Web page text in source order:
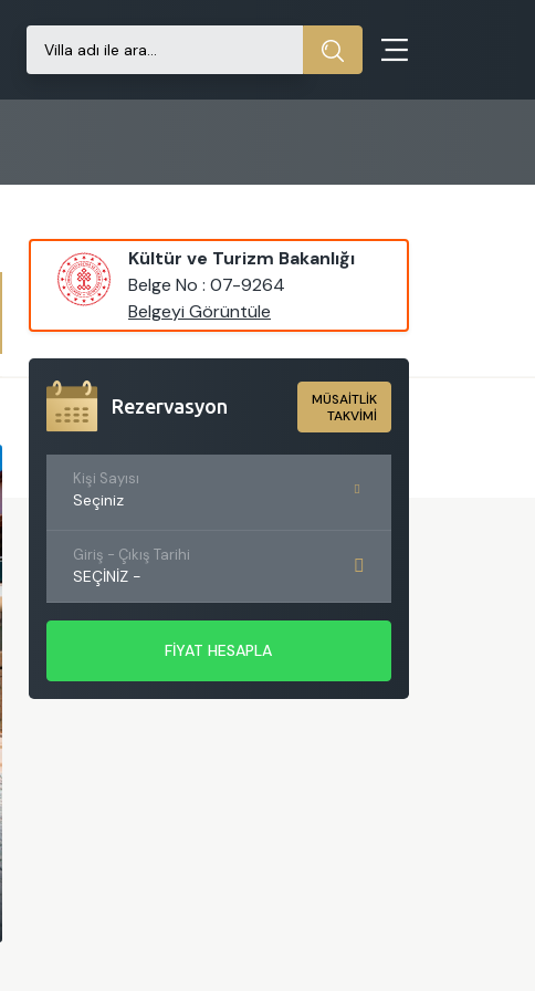
Kültür ve Turizm Bakanlığı
Belge No : 07-9264
Belgeyi Görüntüle
Rezervasyon
MÜSAİTLİK
TAKVİMİ
Kişi Sayısı
Seçiniz
Giriş - Çıkış Tarihi
SEÇINIZ -
FİYAT HESAPLA